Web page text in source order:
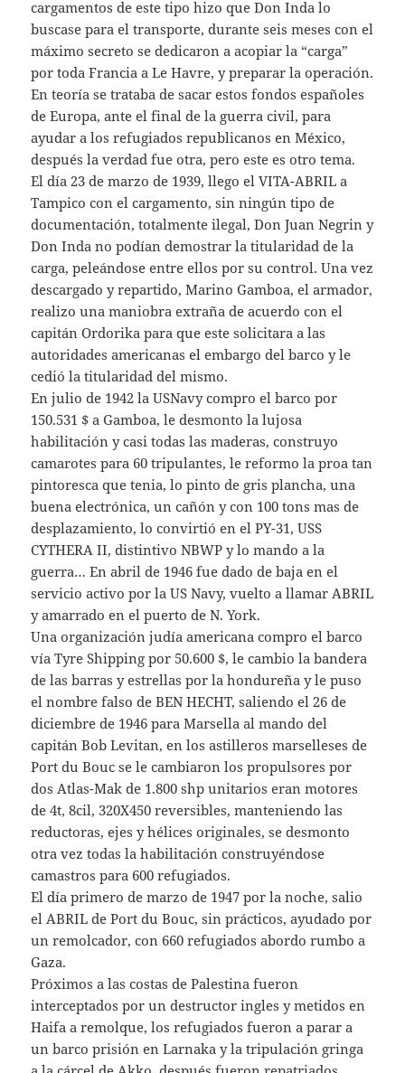
cargamentos de este tipo hizo que Don Inda lo
buscase para el transporte, durante seis meses con el
máximo secreto se dedicaron a acopiar la “carga”
por toda Francia a Le Havre, y preparar la operación.
En teoría se trataba de sacar estos fondos españoles
de Europa, ante el final de la guerra civil, para
ayudar a los refugiados republicanos en México,
después la verdad fue otra, pero este es otro tema.
El día 23 de marzo de 1939, llego el VITA-ABRIL a
Tampico con el cargamento, sin ningún tipo de
documentación, totalmente ilegal, Don Juan Negrin y
Don Inda no podían demostrar la titularidad de la
carga, peleándose entre ellos por su control. Una vez
descargado y repartido, Marino Gamboa, el armador,
realizo una maniobra extraña de acuerdo con el
capitán Ordorika para que este solicitara a las
autoridades americanas el embargo del barco y le
cedió la titularidad del mismo.
En julio de 1942 la USNavy compro el barco por
150.531 $ a Gamboa, le desmonto la lujosa
habilitación y casi todas las maderas, construyo
camarotes para 60 tripulantes, le reformo la proa tan
pintoresca que tenia, lo pinto de gris plancha, una
buena electrónica, un cañón y con 100 tons mas de
desplazamiento, lo convirtió en el PY-31, USS
CYTHERA II, distintivo NBWP y lo mando a la
guerra… En abril de 1946 fue dado de baja en el
servicio activo por la US Navy, vuelto a llamar ABRIL
y amarrado en el puerto de N. York.
Una organización judía americana compro el barco
vía Tyre Shipping por 50.600 $, le cambio la bandera
de las barras y estrellas por la hondureña y le puso
el nombre falso de BEN HECHT, saliendo el 26 de
diciembre de 1946 para Marsella al mando del
capitán Bob Levitan, en los astilleros marselleses de
Port du Bouc se le cambiaron los propulsores por
dos Atlas-Mak de 1.800 shp unitarios eran motores
de 4t, 8cil, 320X450 reversibles, manteniendo las
reductoras, ejes y hélices originales, se desmonto
otra vez todas la habilitación construyéndose
camastros para 600 refugiados.
El día primero de marzo de 1947 por la noche, salio
el ABRIL de Port du Bouc, sin prácticos, ayudado por
un remolcador, con 660 refugiados abordo rumbo a
Gaza.
Próximos a las costas de Palestina fueron
interceptados por un destructor ingles y metidos en
Haifa a remolque, los refugiados fueron a parar a
un barco prisión en Larnaka y la tripulación gringa